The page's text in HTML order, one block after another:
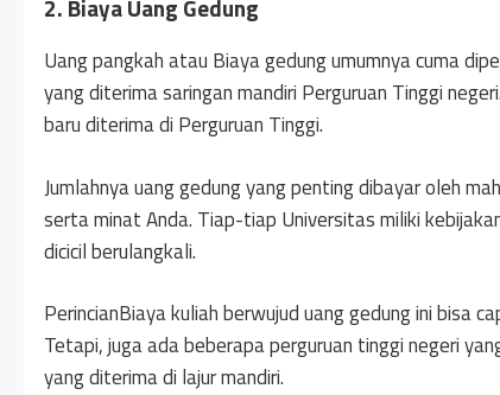
2. Biaya Uang Gedung
Uang pangkah atau Biaya gedung umumnya cuma
yang diterima saringan mandiri Perguruan Tinggi
baru diterima di Perguruan Tinggi.
Jumlahnya uang gedung yang penting dibayar oleh
serta minat Anda. Tiap-tiap Universitas miliki
dicicil berulangkali.
PerincianBiaya kuliah berwujud uang gedung ini bisa
Tetapi, juga ada beberapa perguruan tinggi negeri
yang diterima di lajur mandiri.